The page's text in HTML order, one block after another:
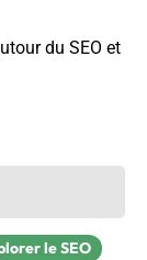
du SEO et
le SEO